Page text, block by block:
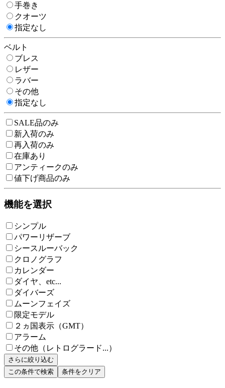
手巻き
クオーツ
指定なし
ベルト
ブレス
レザー
ラバー
その他
指定なし
SALE品のみ
新入荷のみ
再入荷のみ
在庫あり
アンティークのみ
値下げ商品のみ
機能を選択
シンプル
パワーリザーブ
シースルーバック
クロノグラフ
カレンダー
ダイヤ、etc...
ダイバーズ
ムーンフェイズ
限定モデル
２ヵ国表示（GMT）
アラーム
その他（レトログラード...）
さらに絞り込む
この条件で検索
条件をクリア